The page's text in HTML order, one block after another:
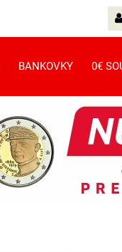
BANKOVKY 0€